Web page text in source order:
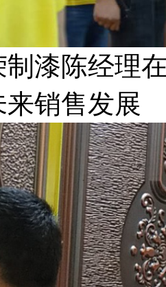
制漆陈经理
销售发展